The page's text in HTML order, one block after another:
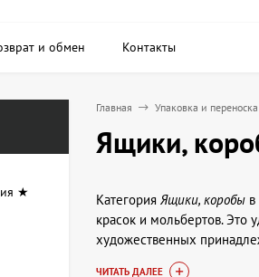
и обмен Контакты
Главная Упаковка и переноска
Ящики,
Категория Ящики, коробы
красок и мольбертов. Это
художественных
разных видов
ЧИТАТЬ ДАЛЕЕ
★